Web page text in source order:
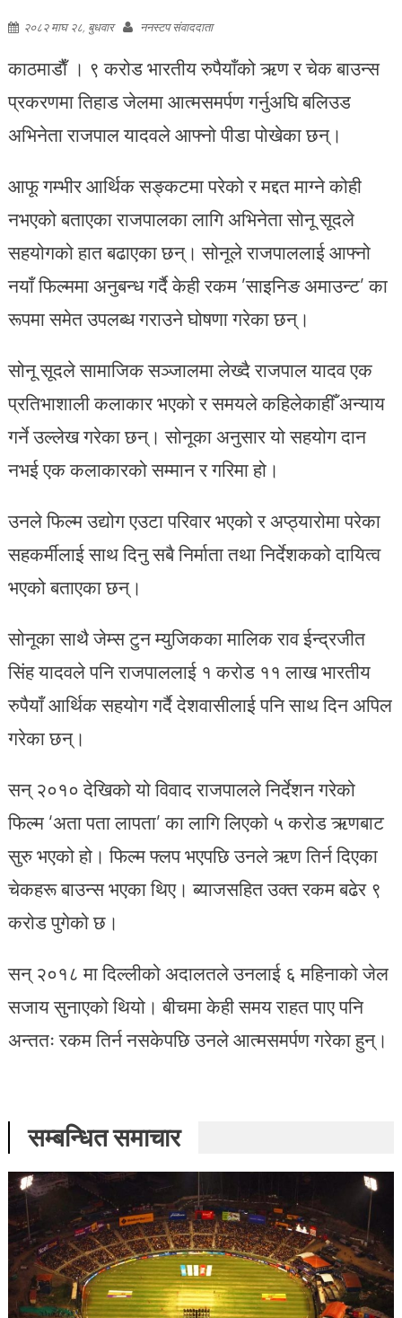
२०८२ माघ २८, बुधवार ननस्टप संवाददाता
काठमाडाैँ । ९ करोड भारतीय रुपैयाँको ऋण र चेक बाउन्स
प्रकरणमा तिहाड जेलमा आत्मसमर्पण गर्नुअघि बलिउड
अभिनेता राजपाल यादवले आफ्नो पीडा पोखेका छन्।
आफू गम्भीर आर्थिक सङ्कटमा परेको र मद्दत माग्ने कोही
नभएको बताएका राजपालका लागि अभिनेता सोनू सूदले
सहयोगको हात बढाएका छन्। सोनूले राजपाललाई आफ्नो
नयाँ फिल्ममा अनुबन्ध गर्दै केही रकम ’साइनिङ अमाउन्ट’ का
रूपमा समेत उपलब्ध गराउने घोषणा गरेका छन्।
सोनू सूदले सामाजिक सञ्जालमा लेख्दै राजपाल यादव एक
प्रतिभाशाली कलाकार भएको र समयले कहिलेकाहीँ अन्याय
गर्ने उल्लेख गरेका छन्। सोनूका अनुसार यो सहयोग दान
नभई एक कलाकारको सम्मान र गरिमा हो।
उनले फिल्म उद्योग एउटा परिवार भएको र अप्ठ्यारोमा परेका
सहकर्मीलाई साथ दिनु सबै निर्माता तथा निर्देशकको दायित्व
भएको बताएका छन्।
सोनूका साथै जेम्स टुन म्युजिकका मालिक राव ईन्द्रजीत
सिंह यादवले पनि राजपाललाई १ करोड ११ लाख भारतीय
रुपैयाँ आर्थिक सहयोग गर्दै देशवासीलाई पनि साथ दिन अपिल
गरेका छन्।
सन् २०१० देखिको यो विवाद राजपालले निर्देशन गरेको
फिल्म ‘अता पता लापता’ का लागि लिएको ५ करोड ऋणबाट
सुरु भएको हो। फिल्म फ्लप भएपछि उनले ऋण तिर्न दिएका
चेकहरू बाउन्स भएका थिए। ब्याजसहित उक्त रकम बढेर ९
करोड पुगेको छ।
सन् २०१८ मा दिल्लीको अदालतले उनलाई ६ महिनाको जेल
सजाय सुनाएको थियो। बीचमा केही समय राहत पाए पनि
अन्ततः रकम तिर्न नसकेपछि उनले आत्मसमर्पण गरेका हुन्।
सम्बन्धित समाचार